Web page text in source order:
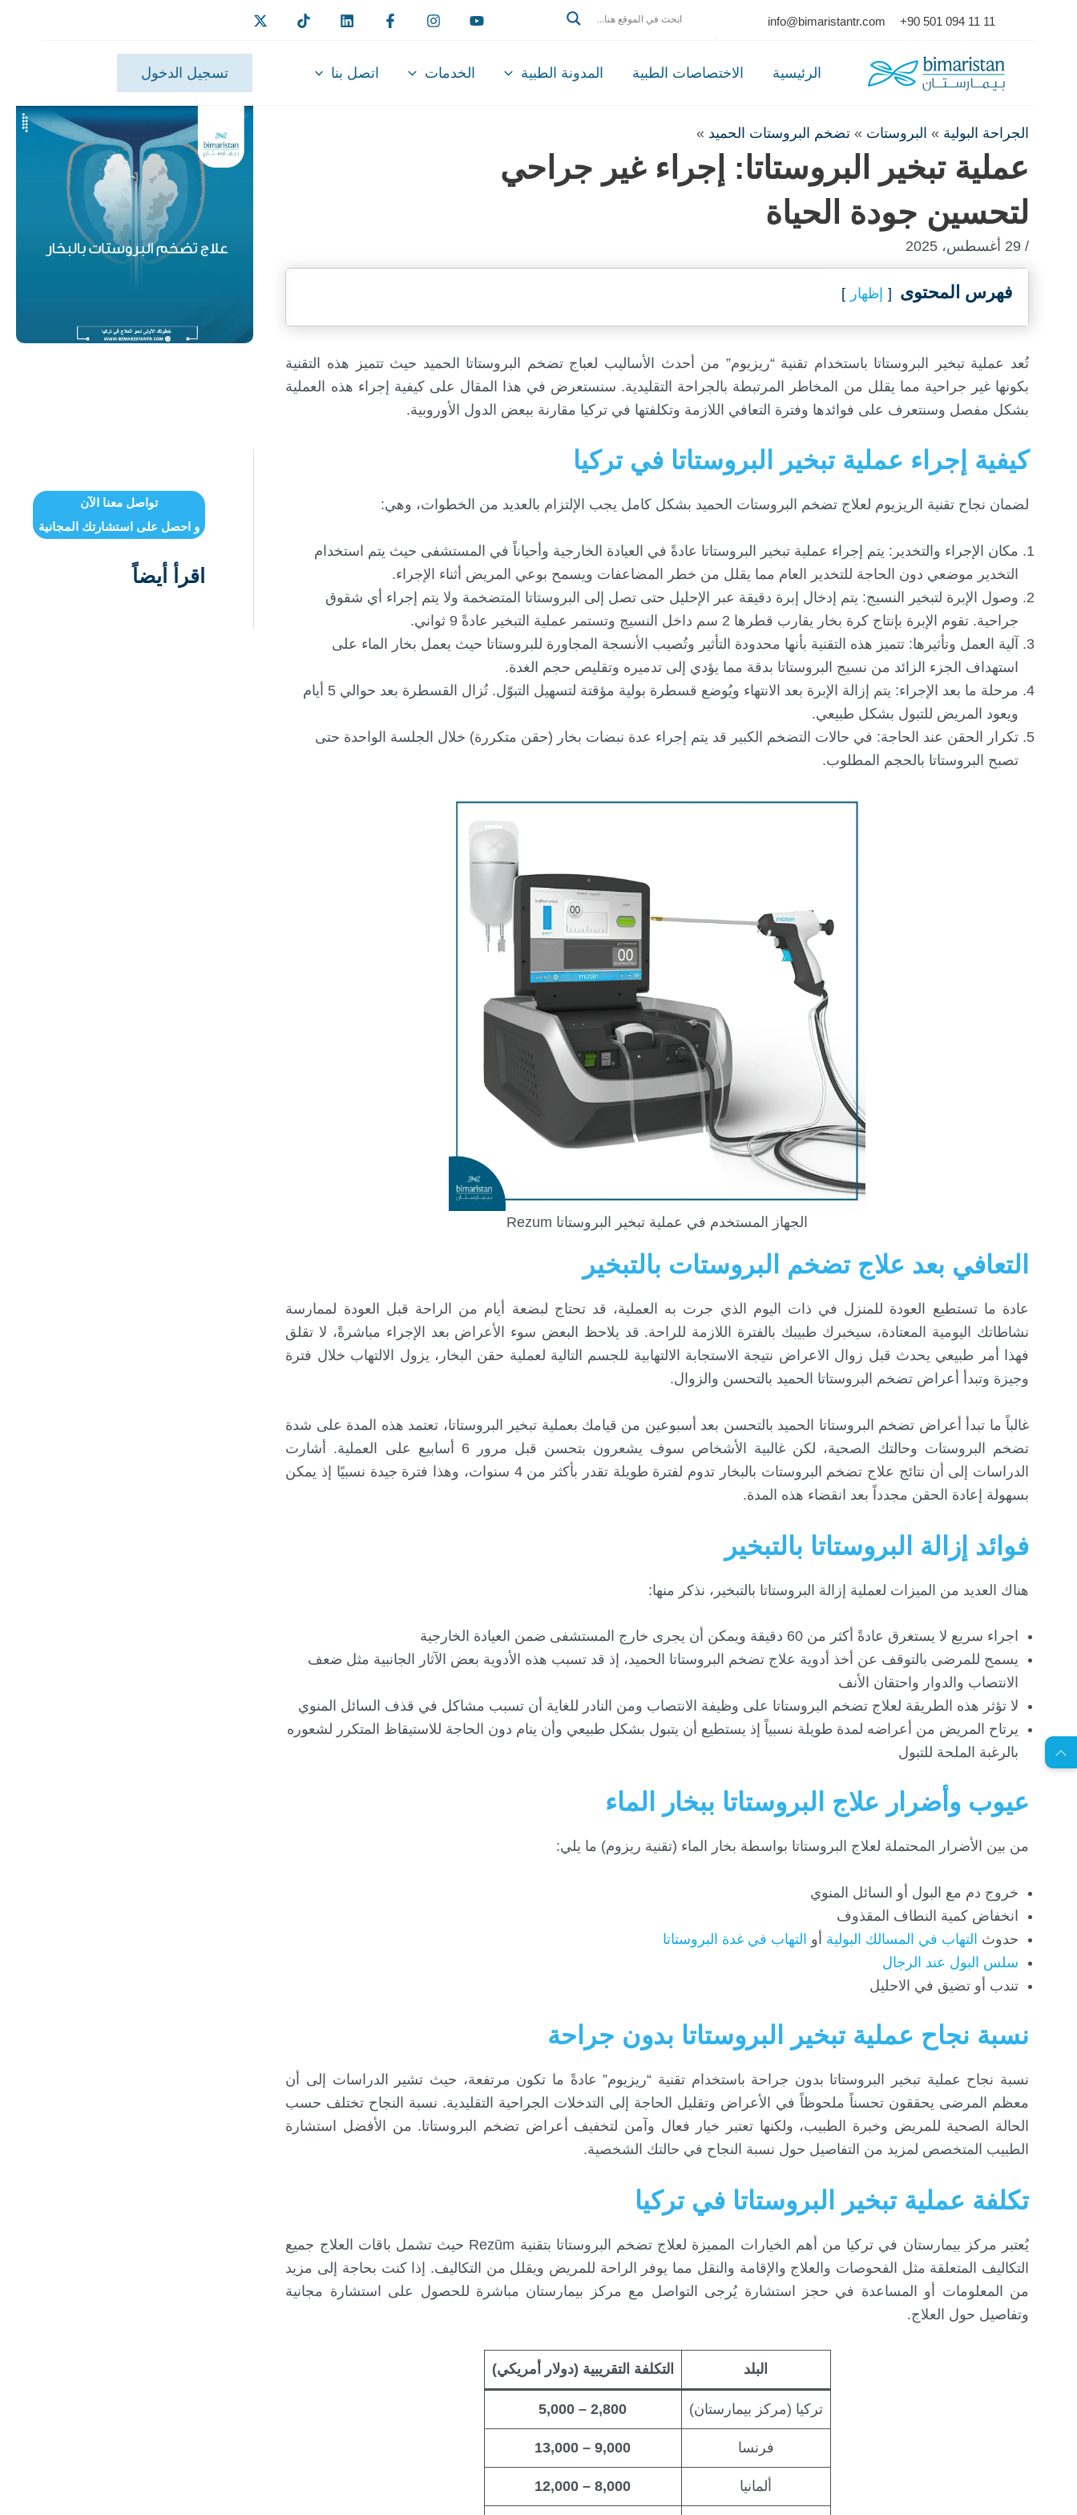
info@bimaristantr.com +90 501 094 11 11
الرئيسية الاختصاصات الطبية المدونة الطبية الخدمات اتصل بنا تسجيل الدخول
الجراحة البولية » البروستات » تضخم البروستات الحميد »
عملية تبخير البروستاتا: إجراء غير جراحي
لتحسين جودة الحياة
/ 29 أغسطس، 2025
فهرس المحتوى إظهار
تُعد عملية تبخير البروستاتا باستخدام تقنية “ريزيوم” من أحدث الأساليب لعباج تضخم البروستاتا الحميد حيث تتميز هذه التقنية
بكونها غير جراحية مما يقلل من المخاطر المرتبطة بالجراحة التقليدية. سنستعرض في هذا المقال على كيفية إجراء هذه العملية
بشكل مفصل وسنتعرف على فوائدها وفترة التعافي اللازمة وتكلفتها في تركيا مقارنة ببعض الدول الأوروبية.
كيفية إجراء عملية تبخير البروستاتا في تركيا
لضمان نجاح تقنية الريزيوم لعلاج تضخم البروستات الحميد بشكل كامل يجب الإلتزام بالعديد من الخطوات، وهي:
مكان الإجراء والتخدير: يتم إجراء عملية تبخير البروستاتا عادةً في العيادة الخارجية وأحياناً في المستشفى حيث يتم استخدام
التخدير موضعي دون الحاجة للتخدير العام مما يقلل من خطر المضاعفات ويسمح بوعي المريض أثناء الإجراء.
وصول الإبرة لتبخير النسيج: يتم إدخال إبرة دقيقة عبر الإحليل حتى تصل إلى البروستاتا المتضخمة ولا يتم إجراء أي شقوق
جراحية. تقوم الإبرة بإنتاج كرة بخار يقارب قطرها 2 سم داخل النسيج وتستمر عملية التبخير عادةً 9 ثواني.
آلية العمل وتأثيرها: تتميز هذه التقنية بأنها محدودة التأثير وتُصيب الأنسجة المجاورة للبروستاتا حيث يعمل بخار الماء على
استهداف الجزء الزائد من نسيج البروستاتا بدقة مما يؤدي إلى تدميره وتقليص حجم الغدة.
مرحلة ما بعد الإجراء: يتم إزالة الإبرة بعد الانتهاء ويُوضع قسطرة بولية مؤقتة لتسهيل التبوّل. تُزال القسطرة بعد حوالي 5 أيام
ويعود المريض للتبول بشكل طبيعي.
تكرار الحقن عند الحاجة: في حالات التضخم الكبير قد يتم إجراء عدة نبضات بخار (حقن متكررة) خلال الجلسة الواحدة حتى
تصبح البروستاتا بالحجم المطلوب.
الجهاز المستخدم في عملية تبخير البروستاتا Rezum
التعافي بعد علاج تضخم البروستات بالتبخير
عادة ما تستطيع العودة للمنزل في ذات اليوم الذي جرت به العملية، قد تحتاج لبضعة أيام من الراحة قبل العودة لممارسة
نشاطاتك اليومية المعتادة، سيخبرك طبيبك بالفترة اللازمة للراحة. قد يلاحظ البعض سوء الأعراض بعد الإجراء مباشرةً، لا تقلق
فهذا أمر طبيعي يحدث قبل زوال الاعراض نتيجة الاستجابة الالتهابية للجسم التالية لعملية حقن البخار، يزول الالتهاب خلال فترة
وجيزة وتبدأ أعراض تضخم البروستاتا الحميد بالتحسن والزوال.
غالباً ما تبدأ أعراض تضخم البروستاتا الحميد بالتحسن بعد أسبوعين من قيامك بعملية تبخير البروستاتا، تعتمد هذه المدة على شدة
تضخم البروستات وحالتك الصحية، لكن غالبية الأشخاص سوف يشعرون بتحسن قبل مرور 6 أسابيع على العملية. أشارت
الدراسات إلى أن نتائج علاج تضخم البروستات بالبخار تدوم لفترة طويلة تقدر بأكثر من 4 سنوات، وهذا فترة جيدة نسبيًا إذ يمكن
بسهولة إعادة الحقن مجدداً بعد انقضاء هذه المدة.
فوائد إزالة البروستاتا بالتبخير
هناك العديد من الميزات لعملية إزالة البروستاتا بالتبخير، نذكر منها:
اجراء سريع لا يستغرق عادةً أكثر من 60 دقيقة ويمكن أن يجرى خارج المستشفى ضمن العيادة الخارجية
يسمح للمرضى بالتوقف عن أخذ أدوية علاج تضخم البروستاتا الحميد، إذ قد تسبب هذه الأدوية بعض الآثار الجانبية مثل ضعف
الانتصاب والدوار واحتقان الأنف
لا تؤثر هذه الطريقة لعلاج تضخم البروستاتا على وظيفة الانتصاب ومن النادر للغاية أن تسبب مشاكل في قذف السائل المنوي
يرتاح المريض من أعراضه لمدة طويلة نسبياً إذ يستطيع أن يتبول بشكل طبيعي وأن ينام دون الحاجة للاستيقاظ المتكرر لشعوره
بالرغبة الملحة للتبول
عيوب وأضرار علاج البروستاتا ببخار الماء
من بين الأضرار المحتملة لعلاج البروستاتا بواسطة بخار الماء (تقنية ريزوم) ما يلي:
خروج دم مع البول أو السائل المنوي
انخفاض كمية النطاف المقذوف
حدوث التهاب في المسالك البولية أو التهاب في غدة البروستاتا
سلس البول عند الرجال
تندب أو تضيق في الاحليل
نسبة نجاح عملية تبخير البروستاتا بدون جراحة
نسبة نجاح عملية تبخير البروستاتا بدون جراحة باستخدام تقنية “ريزيوم” عادةً ما تكون مرتفعة، حيث تشير الدراسات إلى أن
معظم المرضى يحققون تحسناً ملحوظاً في الأعراض وتقليل الحاجة إلى التدخلات الجراحية التقليدية. نسبة النجاح تختلف حسب
الحالة الصحية للمريض وخبرة الطبيب، ولكنها تعتبر خيار فعال وآمن لتخفيف أعراض تضخم البروستاتا. من الأفضل استشارة
الطبيب المتخصص لمزيد من التفاصيل حول نسبة النجاح في حالتك الشخصية.
تكلفة عملية تبخير البروستاتا في تركيا
يُعتبر مركز بيمارستان في تركيا من أهم الخيارات المميزة لعلاج تضخم البروستاتا بتقنية Rezūm حيث تشمل باقات العلاج جميع
التكاليف المتعلقة مثل الفحوصات والعلاج والإقامة والنقل مما يوفر الراحة للمريض ويقلل من التكاليف. إذا كنت بحاجة إلى مزيد
من المعلومات أو المساعدة في حجز استشارة يُرجى التواصل مع مركز بيمارستان مباشرة للحصول على استشارة مجانية
وتفاصيل حول العلاج.
البلد التكلفة التقريبية (دولار أمريكي)
تركيا (مركز بيمارستان) 2,800 – 5,000
فرنسا 9,000 – 13,000
ألمانيا 8,000 – 12,000
تواصل معنا الآن
و احصل على استشارتك المجانية
اقرأ أيضاً
ل
ا
س
ت
ش
ا
ر
ة
م
ج
ا
ن
ي
ة